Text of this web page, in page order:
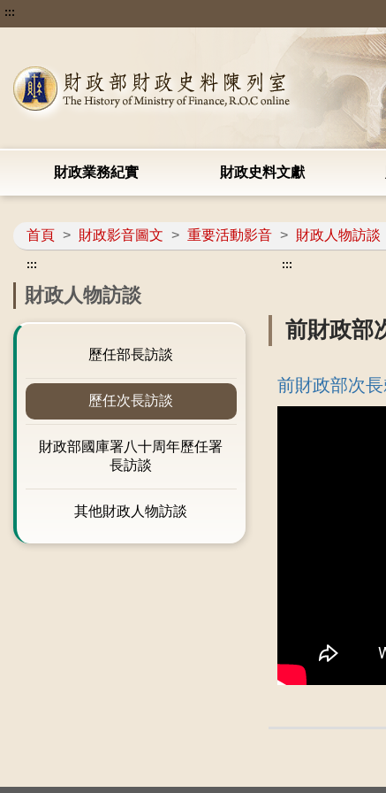
:::
財政業務紀實 財政史料文獻
首頁 > 財政影音圖文 > 重要活動影音 > 財政人物訪談
:::
財政人物訪談
歷任部長訪談
歷任次長訪談
財政部國庫署八十周年歷任署
長訪談
其他財政人物訪談
:::
前財政部
前財政部次